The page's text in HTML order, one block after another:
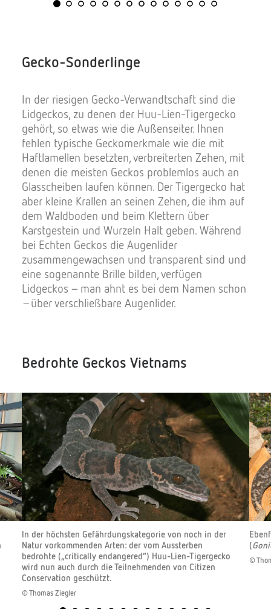
Gecko-Sonderlinge
In der riesigen Gecko-Verwandtschaft sind die
Lidgeckos, zu denen der Huu-Lien-Tigergecko
gehört, so etwas wie die Außenseiter. Ihnen
fehlen typische Geckomerkmale wie die mit
Haftlamellen besetzten, verbreiterten Zehen, mit
denen die meisten Geckos problemlos auch an
Glasscheiben laufen können. Der Tigergecko hat
aber kleine Krallen an seinen Zehen, die ihm auf
dem Waldboden und beim Klettern über
Karstgestein und Wurzeln Halt geben. Während
bei Echten Geckos die Augenlider
zusammengewachsen und transparent sind und
eine sogenannte Brille bilden, verfügen
Lidgeckos – man ahnt es bei dem Namen schon
–über verschließbare Augenlider.
Bedrohte Geckos Vietnams
In der höchsten Gefährdungskategorie von noch in der
Natur vorkommenden Arten: der vom Aussterben
bedrohte („critically endangered“) Huu-Lien-Tigergecko
wird nun auch durch die Teilnehmenden von Citizen
Conservation geschützt.
© Thomas Ziegler
(
©